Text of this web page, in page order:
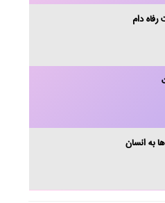
دام
به انسان